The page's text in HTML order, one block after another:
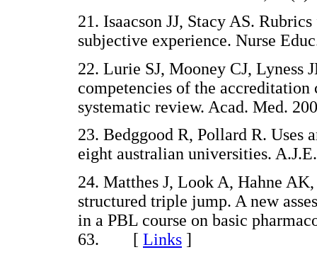
21. Isaacson JJ, Stacy AS.
subjective experience. Nurse
22. Lurie SJ, Mooney CJ, Lyness
competencies of the
systematic review. Acad. Med.
23. Bedggood R, Pollard R. Uses
eight australian universities.
24. Matthes J, Look A, Hahne
structured triple jump. A new
in a PBL course on basic
63. [ Links ]